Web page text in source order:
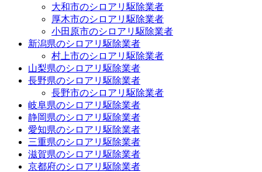
大和市のシロアリ駆除業者
厚木市のシロアリ駆除業者
小田原市のシロアリ駆除業者
新潟県のシロアリ駆除業者
村上市のシロアリ駆除業者
山梨県のシロアリ駆除業者
長野県のシロアリ駆除業者
長野市のシロアリ駆除業者
岐阜県のシロアリ駆除業者
静岡県のシロアリ駆除業者
愛知県のシロアリ駆除業者
三重県のシロアリ駆除業者
滋賀県のシロアリ駆除業者
京都府のシロアリ駆除業者